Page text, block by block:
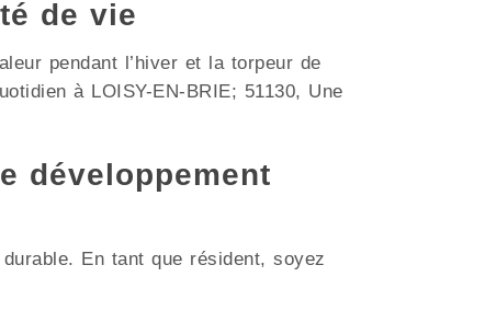
de vie
pendant l’hiver et la torpeur de
à LOISY-EN-BRIE; 51130, Une
développement
En tant que résident, soyez